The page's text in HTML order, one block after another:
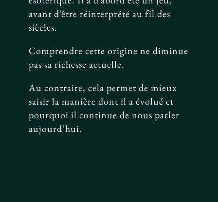
avant d’être réinterprété au fil des
siècles.
Comprendre cette origine ne diminue
pas sa richesse actuelle.
Au contraire, cela permet de mieux
saisir la manière dont il a évolué et
pourquoi il continue de nous parler
aujourd’hui.